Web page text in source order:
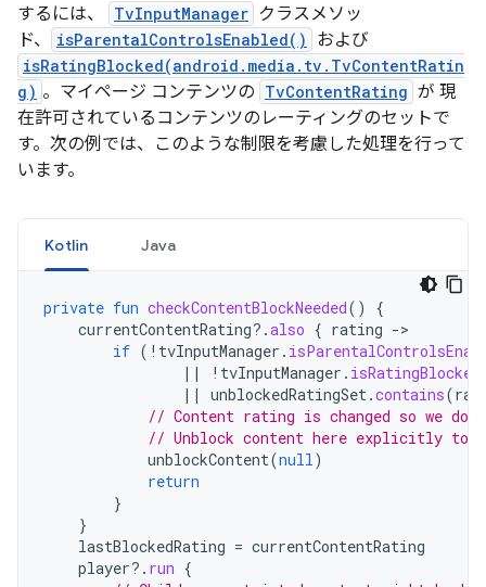
するには、
TvInputManager クラスメソッ
ド、
isParentalControlsEnabled() および
isRatingBlocked(android.media.tv.TvContentRatin
g) 。マイページ コンテンツの TvContentRating が 現
在許可されているコンテンツのレーティングのセットで
す。次の例では、このような制限を考慮した処理を行って
います。
Kotlin Java
private fun checkContentBlockNeeded()
{
currentContentRating?.also { rating -
if ( ! tvInputManager .
||
! tvInputManager . isRatingBlocked
||
unblockedRatingSet.contains(
// Content rating is changed so we
// Unblock content here explicitly to
unblockContent(null)
return
}
}
lastBlockedRating = currentContentRating
player?. run {